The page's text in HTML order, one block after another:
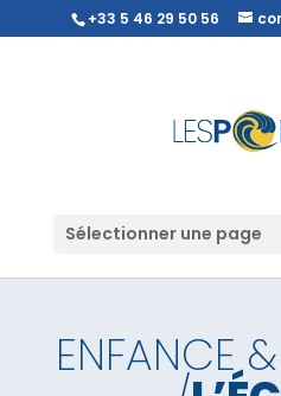
+33 5 46 29 50 56
Sélectionner une page
ENFANCE